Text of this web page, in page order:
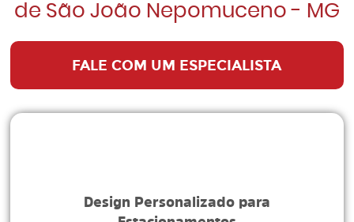
de São João Nepomuceno - MG
FALE COM UM ESPECIALISTA
Design Personalizado para